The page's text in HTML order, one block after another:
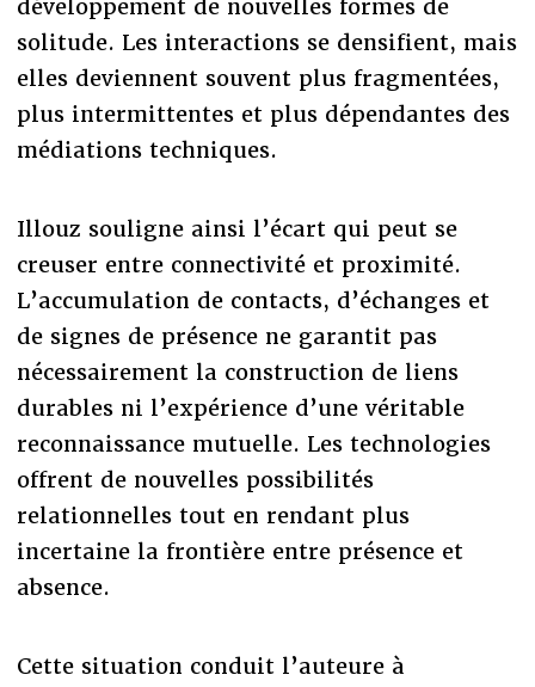
développement de nouvelles formes de
solitude. Les interactions se densifient, mais
elles deviennent souvent plus fragmentées,
plus intermittentes et plus dépendantes des
médiations techniques.
Illouz souligne ainsi l’écart qui peut se
creuser entre connectivité et proximité.
L’accumulation de contacts, d’échanges et
de signes de présence ne garantit pas
nécessairement la construction de liens
durables ni l’expérience d’une véritable
reconnaissance mutuelle. Les technologies
offrent de nouvelles possibilités
relationnelles tout en rendant plus
incertaine la frontière entre présence et
absence.
Cette situation conduit l’auteure à